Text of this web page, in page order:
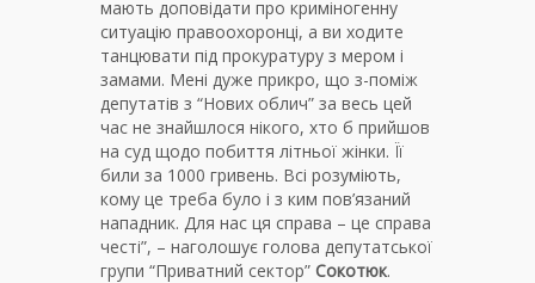
мають доповідати про криміногенну
ситуацію правоохоронці, а ви ходите
танцювати під прокуратуру з мером і
замами. Мені дуже прикро, що з-поміж
депутатів з “Нових облич” за весь цей
час не знайшлося нікого, хто б прийшов
на суд щодо побиття літньої жінки. Її
били за 1000 гривень. Всі розуміють,
кому це треба було і з ким пов’язаний
нападник. Для нас ця справа – це справа
честі”, – наголошує голова депутатської
групи “Приватний сектор” Сокотюк.